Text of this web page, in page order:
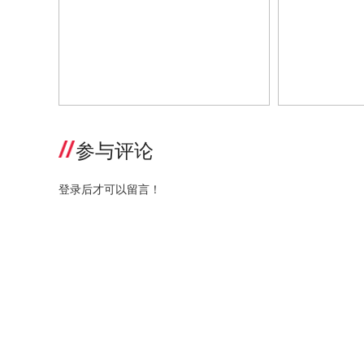
当
出炉；贝亲
参与评论
登录后才可以留言！